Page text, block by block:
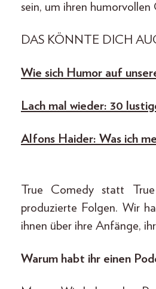
sein, um ihren humorvollen
DAS KÖNNTE DICH
Wie sich Humor auf
Lach mal wieder: 30
Alfons Haider: Was ich
True Comedy statt
produzierte Folgen. Wir
ihnen über ihre Anfänge,
Warum habt ihr einen